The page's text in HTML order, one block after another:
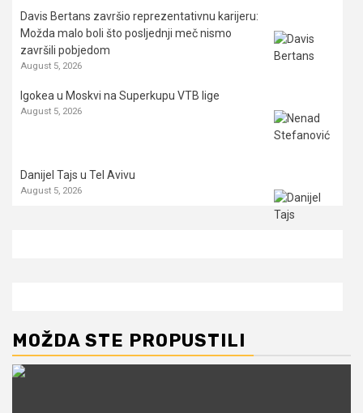
Davis Bertans završio reprezentativnu karijeru:
Možda malo boli što posljednji meč nismo
završili pobjedom
August 5, 2026
Igokea u Moskvi na Superkupu VTB lige
August 5, 2026
Danijel Tajs u Tel Avivu
August 5, 2026
MOŽDA STE PROPUSTILI